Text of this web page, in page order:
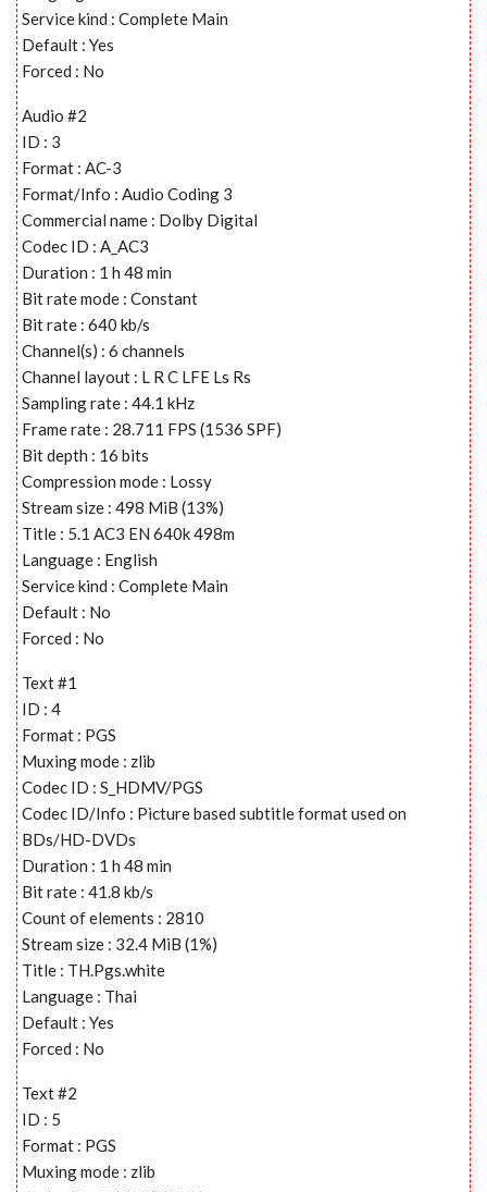
Service kind : Complete Main
Default : Yes
Forced : No
Audio #2
ID : 3
Format : AC-3
Format/Info : Audio Coding 3
Commercial name : Dolby Digital
Codec ID : A_AC3
Duration : 1 h 48 min
Bit rate mode : Constant
Bit rate : 640 kb/s
Channel(s) : 6 channels
Channel layout : L R C LFE Ls Rs
Sampling rate : 44.1 kHz
Frame rate : 28.711 FPS (1536 SPF)
Bit depth : 16 bits
Compression mode : Lossy
Stream size : 498 MiB (13%)
Title : 5.1 AC3 EN 640k 498m
Language : English
Service kind : Complete Main
Default : No
Forced : No
Text #1
ID : 4
Format : PGS
Muxing mode : zlib
Codec ID : S_HDMV/PGS
Codec ID/Info : Picture based subtitle format used on
BDs/HD-DVDs
Duration : 1 h 48 min
Bit rate : 41.8 kb/s
Count of elements : 2810
Stream size : 32.4 MiB (1%)
Title : TH.Pgs.white
Language : Thai
Default : Yes
Forced : No
Text #2
ID : 5
Format : PGS
Muxing mode : zlib